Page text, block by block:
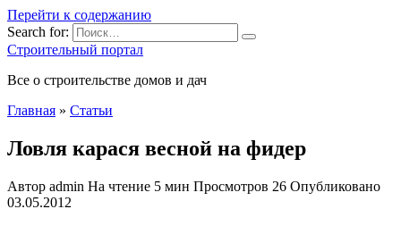
Перейти к содержанию
Search for:
Строительный портал
Все о строительстве домов и дач
Главная » Статьи
Ловля карася весной на фидер
Автор admin На чтение 5 мин Просмотров 26 Опубликовано
03.05.2012